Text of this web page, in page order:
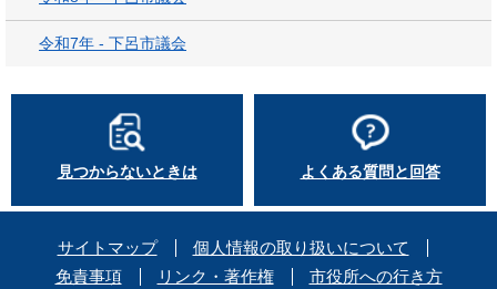
令和7年 - 下呂市議会
見つからないときは よくある質問と回答
サイトマップ
個人情報の取り扱いについて
免責事項
リンク・著作権 市役所への行き方